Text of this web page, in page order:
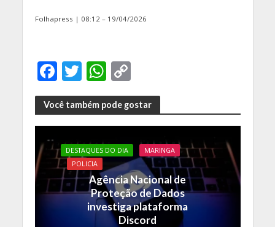
Folhapress | 08:12 – 19/04/2026
F
ac
e
b
o
o
k
T
w
itt
er
W
h
at
s
A
p
p
C
o
p
y
Li
n
k
Você também pode gostar
DESTAQUES DO DIA
MARINGA
POLICIA
Agência Nacional de
Proteção de Dados
investiga plataforma
Discord